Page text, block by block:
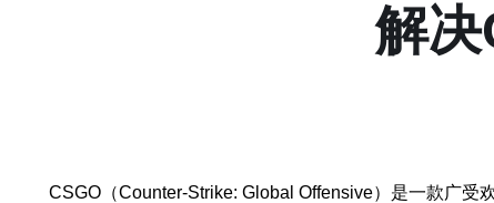
解
CSGO（Counter-Strike: Global Offensive）是一款广受